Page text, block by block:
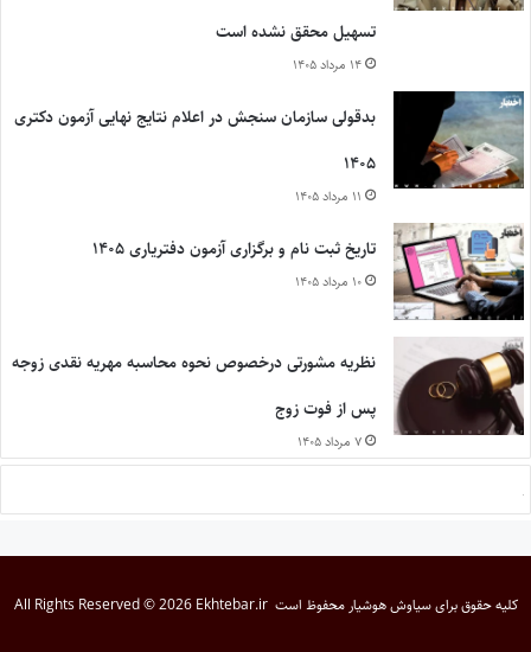
تسهیل محقق نشده است
۱۴ مرداد ۱۴۰۵
بدقولی سازمان سنجش در اعلام نتایج نهایی آزمون دکتری
۱۴۰۵
۱۱ مرداد ۱۴۰۵
تاریخ ثبت نام و برگزاری آزمون دفتریاری ۱۴۰۵
۱۰ مرداد ۱۴۰۵
نظریه مشورتی درخصوص نحوه محاسبه مهریه نقدی زوجه
پس از فوت زوج
۷ مرداد ۱۴۰۵
کلیه حقوق برایسیاوش هوشیار محفوظ است All Rights Reserved © 2026 Ekhtebar.ir